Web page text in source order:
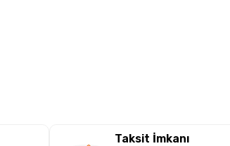
Taksit İmkanı